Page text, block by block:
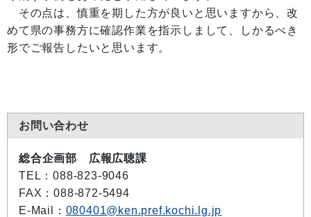
その点は、慎重を期した方が良いと思いますから、改
めて県の事務方に確認作業を指示しまして、しかるべき
形でご報告したいと思います。
お問い合わせ
総合企画部 広報広聴課
TEL ：088-823-9046
FAX ：088-872-5494
E-Mail
： 080401@ken.pref.kochi.lg.jp